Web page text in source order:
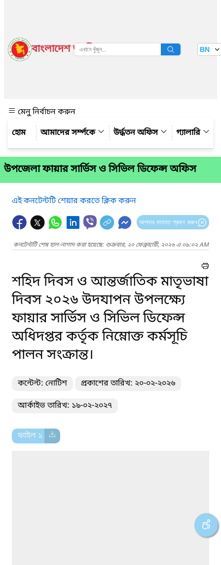
বাংলাদেশ জাতীয় তথ্য বাতায়ন BN
মেনু নির্বাচন করুন
আমাদের সর্ম্পকে
উর্দ্ধতন অফিস গ্যালারি
উপজেলা ফায়ার সার্ভিস ও সিভিল ডিফেন্স অফিস
এই কনটেন্টটি শেয়ার করতে ক্লিক করুন
আপনার মতামত প্রদান করুন
কনটেন্টটি শেষ হাল-নাগাদ করা হয়েছে: শুক্রবার, ২০ ফেব্রুয়ারী, ২০২৬ এ ০৯:০২ AM
শহিদ দিবস ও আন্তর্জাতিক মাতৃভাষা
দিবস ২০২৬ উদযাপন উপলক্ষ্যে
ফায়ার সার্ভিস ও সিভিল ডিফেন্স
অধিদপ্তর কর্তৃক নিম্নোক্ত কর্মসূচি
পালন সংক্রান্ত।
কন্টেন্ট: নোটিশ প্রকাশের তারিখ: ২০-০২-২০২৬
আর্কাইভ তারিখ: ১৯-০২-২০২৭
ফাইল ১